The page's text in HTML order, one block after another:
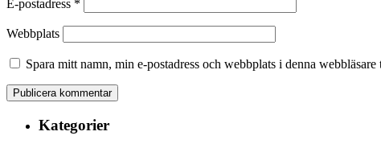
E-postadress *
Webbplats
Spara mitt namn, min e-postadress och webbplats i denna
Kategorier